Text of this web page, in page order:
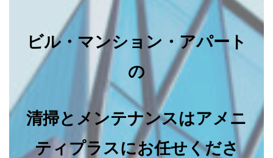
ビル・マンション・アパート
の
清掃とメンテナンスはアメニ
ティプラスにお任せくださ